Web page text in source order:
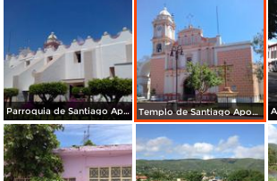
Parroquia de Santiago Apostol (siglo XVIII). Marzo/2017 Templo de Santiago Apostol (siglo XVIII). Marzo/2017